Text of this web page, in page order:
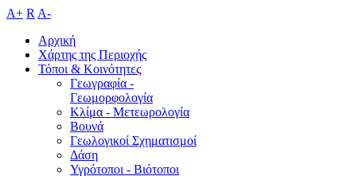
A+ R A-
Αρχική
Χάρτης της Περιοχής
Τόποι & Κοινότητες
Γεωγραφία -
Γεωμορφολογία
Κλίμα - Mετεωρολογία
Βουνά
Γεωλογικοί Σχηματισμοί
Δάση
Υγρότοποι - Βιότοποι